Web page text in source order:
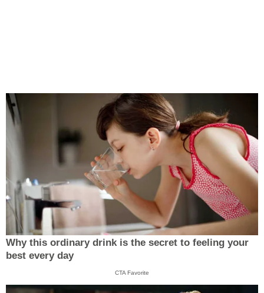
Why this ordinary drink is the secret to feeling your
best every day
CTA Favorite